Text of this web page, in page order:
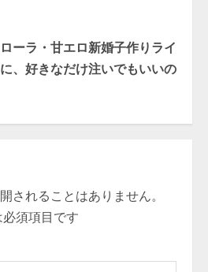
ーラ・甘エロ新婚子作りライ
、好きなだけ注いでもいいの
されることはありません。
須項目です